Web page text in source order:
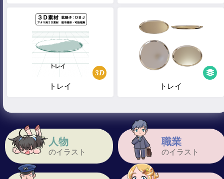
人物
のイラスト
職業
のイラスト
3D
トレイ トレイ